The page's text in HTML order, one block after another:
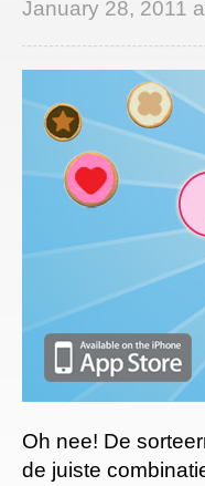
January 28, 2011
Oh nee! De
de juiste